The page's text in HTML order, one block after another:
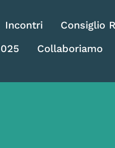
Incontri
Consiglio
Collaboriamo